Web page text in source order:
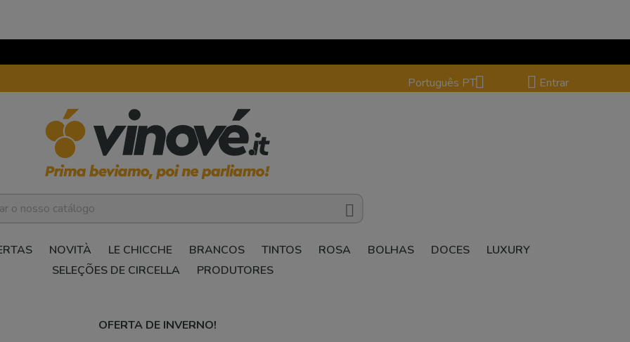
Português PT  Entrar

NOVITÀ LE CHICCHE BRANCOS TINTOS ROSA BOLHAS DOCES
LUXURY
SELEÇÕES DE CIRCELLA
PRODUTORES
OFERTA DE INVERNO!